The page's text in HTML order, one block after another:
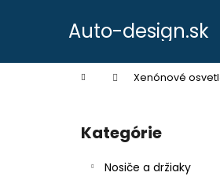
Auto-design.sk
Domov Xenónové
Preskočiť
kategórie
Kategórie
Nosiče a držiaky
í
Späť
do
Späť
do